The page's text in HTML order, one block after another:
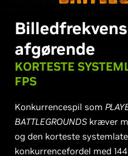
afgørende
KORTESTE
FPS
Konkurrencespil som
BATTLEGROUNDS kræver
og den korteste
konkurrencefordel med